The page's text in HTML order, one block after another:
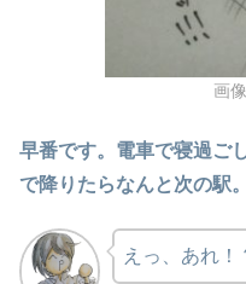
画
早番です。電車で寝過ご
で降りたらなんと次の駅。
えっ、あれ！